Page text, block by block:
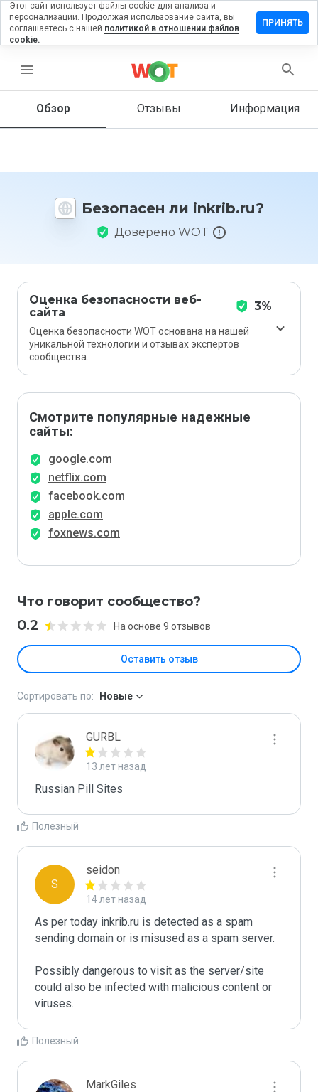
menu
Обзор Отзывы Информация
Безопасен ли inkrib.ru?
Доверено WOT
Оценка безопасности веб-
сайта
3%
Оценка безопасности WOT основана на нашей
уникальной технологии и отзывах экспертов
сообщества.
Смотрите популярные надежные
сайты:
google.com
netflix.com
facebook.com
apple.com
foxnews.com
Что говорит сообщество?
0.2 На основе 9 отзывов
Оставить отзыв
на
Как бы
этот
Сортировать по: Новые
GURBL
13 лет назад
Russian Pill Sites
Полезный
S
seidon
14 лет назад
As per today inkrib.ru is detected as a spam
sending domain or is misused as a spam server.
Possibly dangerous to visit as the server/site
could also be infected with malicious content or
viruses.
Полезный
MarkGiles
Этот сайт использует файлы cookie для анализа и
персонализации. Продолжая использование сайта, вы
соглашаетесь с нашей политикой в отношении файлов
cookie.
ПРИНЯТЬ